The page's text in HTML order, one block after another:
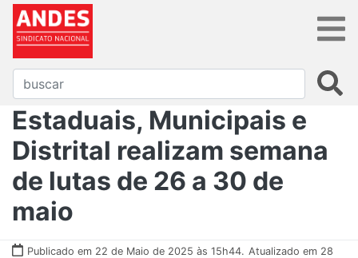
Estaduais, Municipais e
Distrital realizam semana
de lutas de 26 a 30 de
maio
Publicado em 22 de Maio de 2025 às 15h44. Atualizado em 28